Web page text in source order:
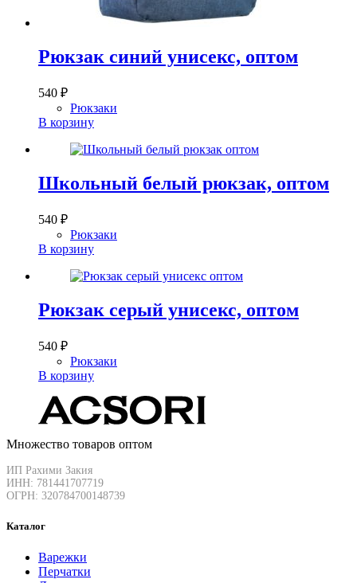
Рюкзак синий унисекс, оптом
540 ₽
Рюкзаки
В корзину
Школьный белый рюкзак, оптом
540 ₽
Рюкзаки
В корзину
Рюкзак серый унисекс, оптом
540 ₽
Рюкзаки
В корзину
Множество товаров оптом
ИП Рахими Закия
ИНН: 781441707719
ОГРН: 320784700148739
Каталог
Варежки
Перчатки